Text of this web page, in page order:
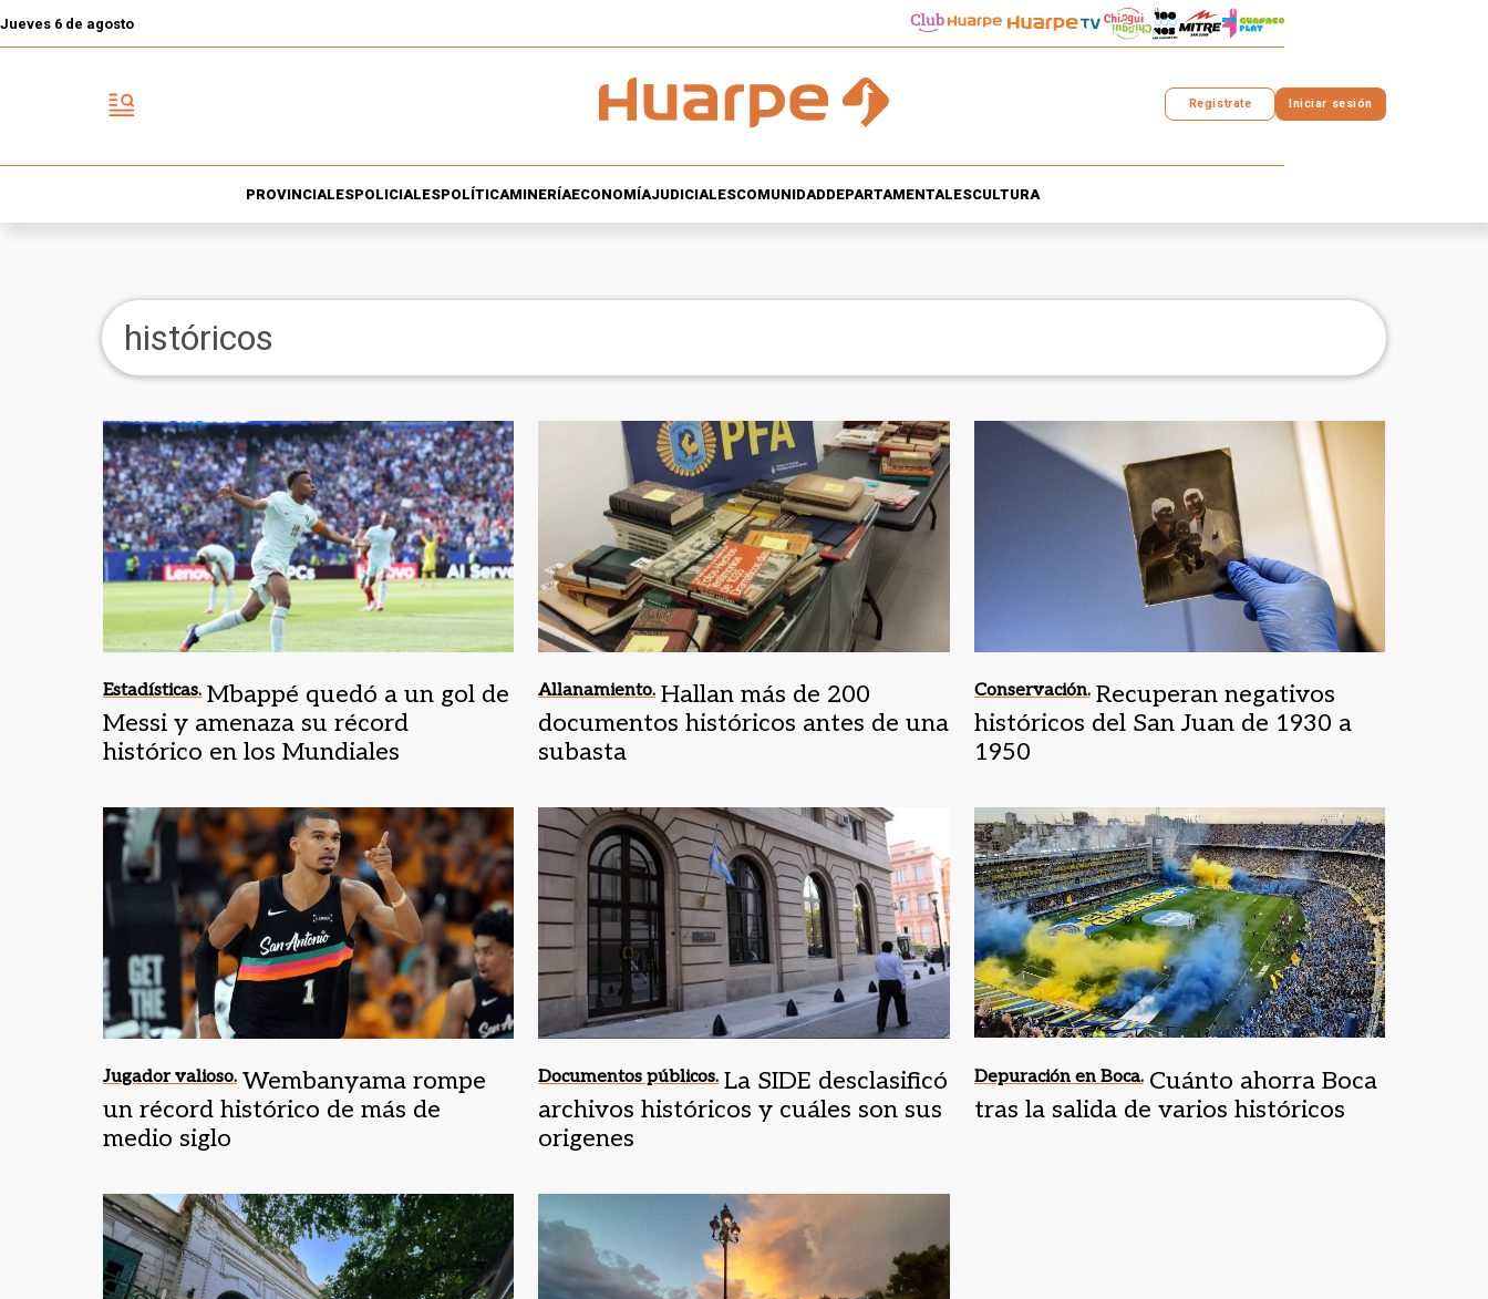
Jueves 6 de agosto
Registrate Iniciar sesión
PROVINCIALESPOLICIALESPOLÍTICAMINERÍAECONOMÍAJUDICIALESCOMUNIDADDEPARTAMENTALESCULTURA
históricos
Estadísticas. Mbappé quedó a un gol de
Messi y amenaza su récord
histórico en los Mundiales
Allanamiento. Hallan más de 200
documentos históricos antes de una
subasta
Conservación. Recuperan negativos
históricos del San Juan de 1930 a
1950
Jugador valioso. Wembanyama rompe
un récord histórico de más de
medio siglo
Documentos públicos. La SIDE desclasificó
archivos históricos y cuáles son sus
origenes
Depuración en Boca. Cuánto ahorra Boca
tras la salida de varios históricos